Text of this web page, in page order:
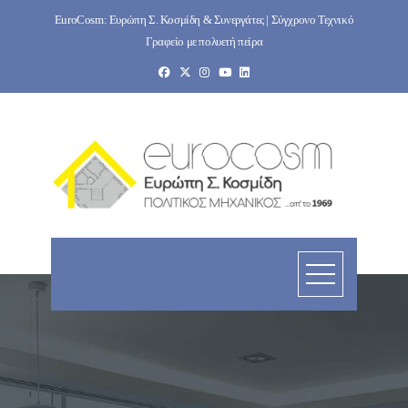
EuroCosm: Ευρώπη Σ. Κοσμίδη & Συνεργάτες | Σύγχρονο Τεχνικό
Γραφείο με πολυετή πείρα